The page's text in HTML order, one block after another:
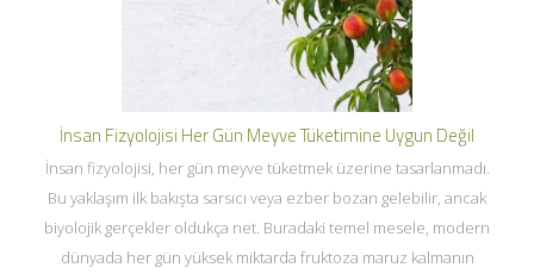
İnsan Fizyolojisi Her Gün Meyve Tüketimine Uygun Değil
İnsan fizyolojisi, her gün meyve tüketmek üzerine tasarlanmadı.
Bu yaklaşım ilk bakışta sarsıcı veya ezber bozan gelebilir, ancak
biyolojik gerçekler oldukça net. Buradaki temel mesele, modern
dünyada her gün yüksek miktarda fruktoza maruz kalmanın